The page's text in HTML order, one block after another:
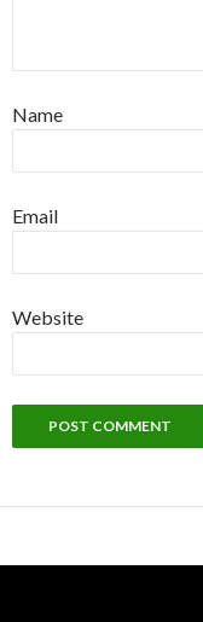
Name
Email
Website